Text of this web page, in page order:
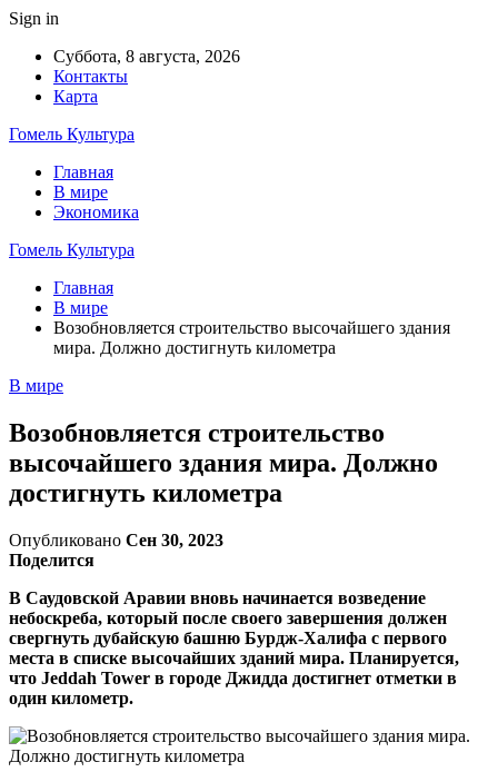
Sign in
Суббота, 8 августа, 2026
Контакты
Карта
Гомель Культура
Главная
В мире
Экономика
Гомель Культура
Главная
В мире
Возобновляется строительство высочайшего здания
мира. Должно достигнуть километра
В мире
Возобновляется строительство
высочайшего здания мира. Должно
достигнуть километра
Опубликовано Сен 30, 2023
Поделится
В Саудовской Аравии вновь начинается возведение
небоскреба, который после своего завершения должен
свергнуть дубайскую башню Бурдж-Халифа с первого
места в списке высочайших зданий мира. Планируется,
что Jeddah Tower в городе Джидда достигнет отметки в
один километр.